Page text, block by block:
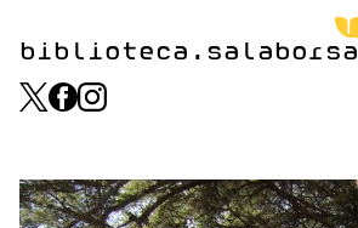
biblioteca.salaborsa